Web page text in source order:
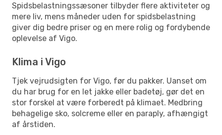
Spidsbelastningssæsoner tilbyder flere aktiviteter og
mere liv, mens måneder uden for spidsbelastning
giver dig bedre priser og en mere rolig og fordybende
oplevelse af Vigo.
Klima i Vigo
Tjek vejrudsigten for Vigo, før du pakker. Uanset om
du har brug for en let jakke eller badetøj, gør det en
stor forskel at være forberedt på klimaet. Medbring
behagelige sko, solcreme eller en paraply, afhængigt
af årstiden.